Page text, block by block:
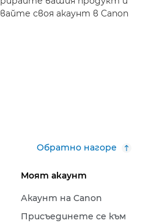
своя акаунт в Canon
Обратно нагоре
Моят акаунт
Акаунт на Canon
Присъединете се към